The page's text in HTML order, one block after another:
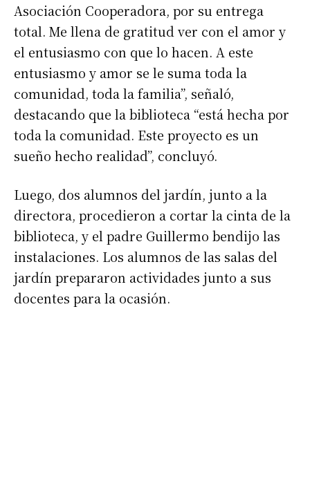
Asociación Cooperadora, por su entrega
total. Me llena de gratitud ver con el amor y
el entusiasmo con que lo hacen. A este
entusiasmo y amor se le suma toda la
comunidad, toda la familia”, señaló,
destacando que la biblioteca “está hecha por
toda la comunidad. Este proyecto es un
sueño hecho realidad”, concluyó.
Luego, dos alumnos del jardín, junto a la
directora, procedieron a cortar la cinta de la
biblioteca, y el padre Guillermo bendijo las
instalaciones. Los alumnos de las salas del
jardín prepararon actividades junto a sus
docentes para la ocasión.